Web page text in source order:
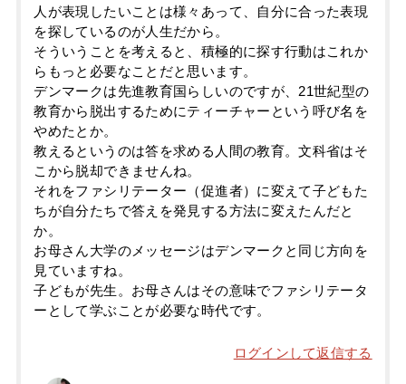
人が表現したいことは様々あって、自分に合った表現
を探しているのが人生だから。
そういうことを考えると、積極的に探す行動はこれか
らもっと必要なことだと思います。
デンマークは先進教育国らしいのですが、21世紀型の
教育から脱出するためにティーチャーという呼び名を
やめたとか。
教えるというのは答を求める人間の教育。文科省はそ
こから脱却できませんね。
それをファシリテーター（促進者）に変えて子どもた
ちが自分たちで答えを発見する方法に変えたんだと
か。
お母さん大学のメッセージはデンマークと同じ方向を
見ていますね。
子どもが先生。お母さんはその意味でファシリテータ
ーとして学ぶことが必要な時代です。
ログインして返信する